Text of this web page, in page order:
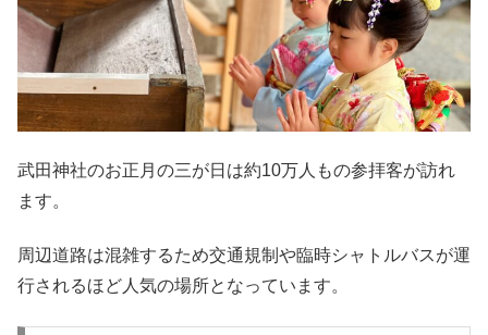
武田神社のお正月の三が日は約10万人もの参拝客が訪れ
ます。
周辺道路は混雑するため交通規制や臨時シャトルバスが運
行されるほど人気の場所となっています。